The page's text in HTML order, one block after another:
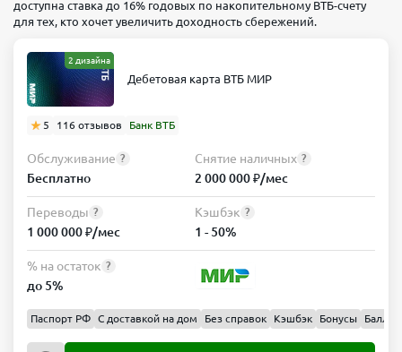
доступна ставка до 16% годовых по накопительному ВТБ-счету
для тех, кто хочет увеличить доходность сбережений.
2 дизайна
Дебетовая карта ВТБ МИР
5 116 отзывов Банк ВТБ
Обслуживание ?
Бесплатно
Снятие наличных ?
2 000 000 ₽/мес
Переводы ?
1 000 000 ₽/мес
Кэшбэк ?
1 - 50%
% на остаток ?
до 5%
Паспорт РФ С доставкой на дом Без справок Кэшбэк Бонусы Баллы